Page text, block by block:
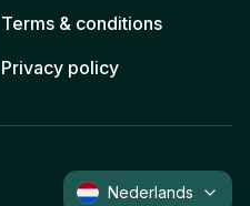
Terms & conditions
Privacy policy
Nederlands